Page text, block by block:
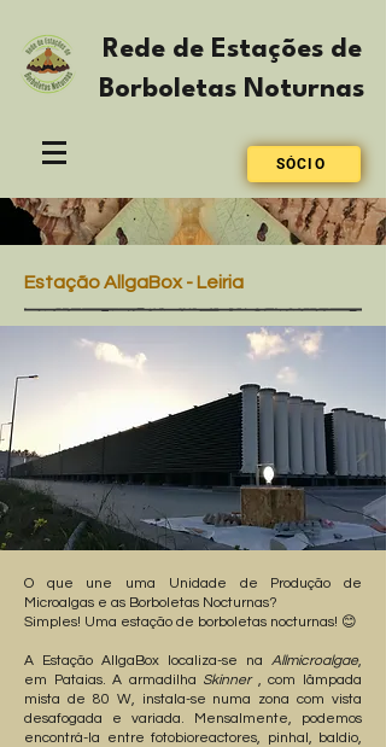
Rede de Estações de
Borboletas Noturnas
SÓCIO
Estação AllgaBox - Leiria
O que une uma Unidade de Produção de
Microalgas e as Borboletas Nocturnas?
Simples! Uma estação de borboletas nocturnas! 😊
A Estação AllgaBox localiza-se na Allmicroalgae,
em Pataias. A armadilha Skinner, com lâmpada
mista de 80 W, instala-se numa zona com vista
desafogada e variada. Mensalmente, podemos
encontrá-la entre fotobioreactores, pinhal, baldio,